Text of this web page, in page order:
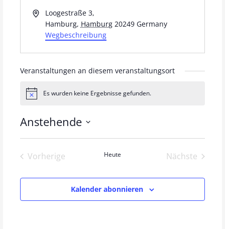
A
s
s
Loogestraße 3,
Hamburg, Hamburg 20249 Germany
Wegbeschreibung
Veranstaltungen an diesem veranstaltungsort
H
w
e
i
Es wurden keine Ergebnisse gefunden.
Anstehende
D
t
w
Vorherige Veranstaltungen
Heute Nächste
Kalender abonnieren